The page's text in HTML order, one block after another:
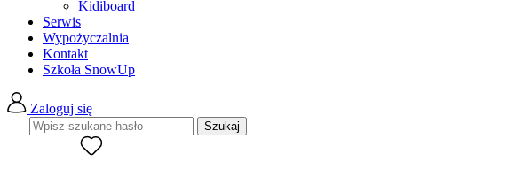
Kidiboard
Serwis
Wypożyczalnia
Kontakt
Szkoła SnowUp
Zaloguj się